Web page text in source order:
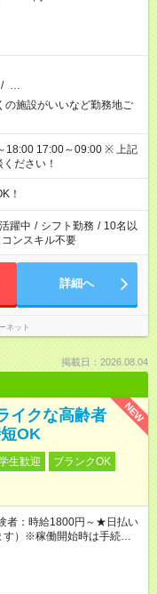
/ …
施設がいいなど勤務地ご
17:00～09:00 ※ 上記
ださい！
！
躍中 / シフト勤務 / 10名以
ンスキル不要
詳細へ
ネット
掲載日：2026.08.04
NEW
イクな高齢者
OK
生歓迎
ブランクOK
者：時給1800円～★日払い
）※稼働開始時は手続き完